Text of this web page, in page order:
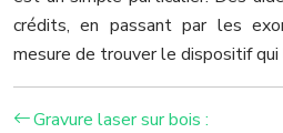
crédits, en passant par les
mesure de trouver le dispositif
Gravure laser sur bois :